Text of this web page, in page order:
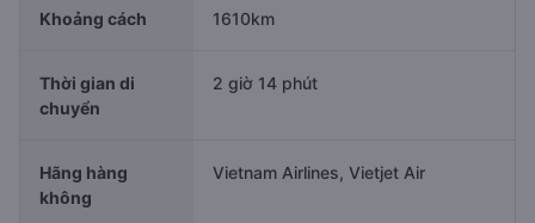
Khoảng cách 1610km
Thời gian di
chuyển
2 giờ 14 phút
Hãng hàng
không
Vietnam Airlines, Vietjet Air